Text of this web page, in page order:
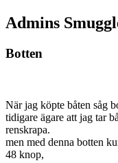
Admins
Botten
När jag köpte båten såg
tidigare ägare att jag tar
renskrapa.
men med denna botten
48 knop,